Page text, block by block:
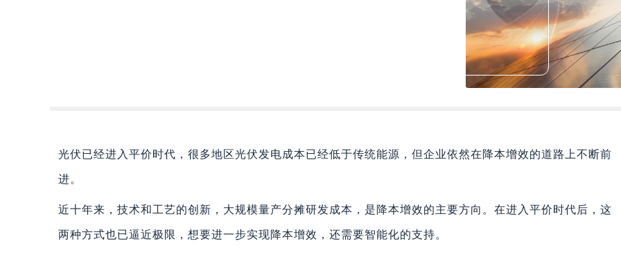
光伏已经进入平价时代，很多地区光伏发电成本已经低于传统能源，但企业依然在降本增效的道路上不断前
进。
近十年来，技术和工艺的创新，大规模量产分摊研发成本，是降本增效的主要方向。在进入平价时代后，这
两种方式也已逼近极限，想要进一步实现降本增效，还需要智能化的支持。